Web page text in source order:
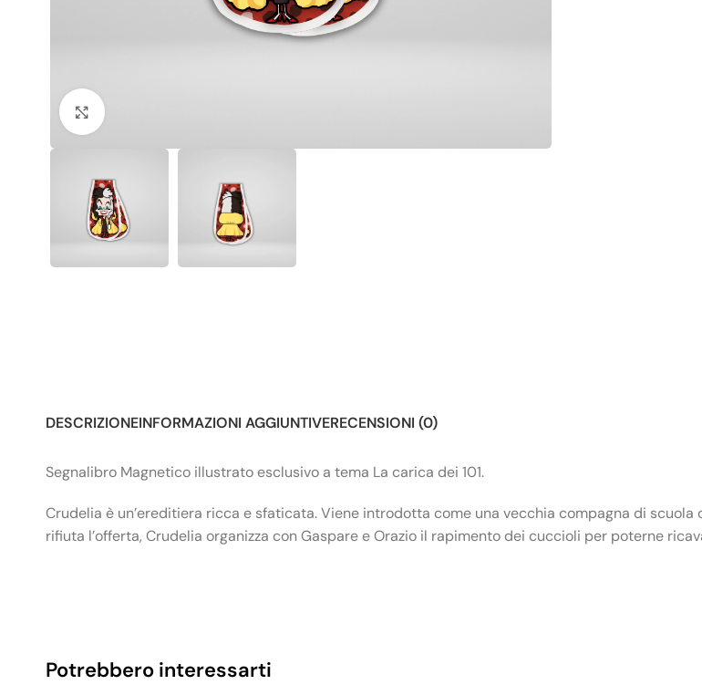
DESCRIZIONEINFORMAZIONI AGGIUNTIVERECENSIONI (0)
Segnalibro Magnetico illustrato esclusivo a tema La carica dei 101.
Crudelia è un’ereditiera ricca e sfaticata. Viene introdotta come una vecchia compagna di
rifiuta l’offerta, Crudelia organizza con Gaspare e Orazio il rapimento dei cuccioli per poterne
Potrebbero interessarti